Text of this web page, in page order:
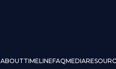
ABOUTTIMELINEFAQMEDIA